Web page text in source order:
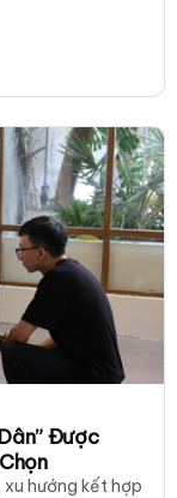
Được
hướng kết hợp